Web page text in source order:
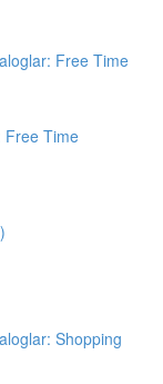
Free Time
Free Time
Shopping